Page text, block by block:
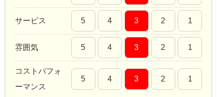
サービス 5 4 3 2 1
雰囲気 5 4 3 2 1
コストパフォ
ーマンス
5 4 3 2 1